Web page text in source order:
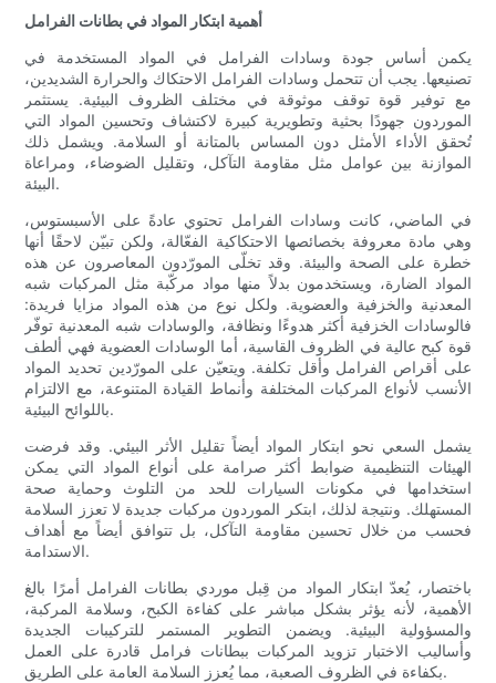
أهمية ابتكار المواد في بطانات الفرامل
يكمن أساس جودة وسادات الفرامل في المواد المستخدمة في
تصنيعها. يجب أن تتحمل وسادات الفرامل الاحتكاك والحرارة الشديدين،
مع توفير قوة توقف موثوقة في مختلف الظروف البيئية. يستثمر
الموردون جهودًا بحثية وتطويرية كبيرة لاكتشاف وتحسين المواد التي
تُحقق الأداء الأمثل دون المساس بالمتانة أو السلامة. ويشمل ذلك
الموازنة بين عوامل مثل مقاومة التآكل، وتقليل الضوضاء، ومراعاة
البيئة.
في الماضي، كانت وسادات الفرامل تحتوي عادةً على الأسبستوس،
وهي مادة معروفة بخصائصها الاحتكاكية الفعّالة، ولكن تبيّن لاحقًا أنها
خطرة على الصحة والبيئة. وقد تخلّى المورّدون المعاصرون عن هذه
المواد الضارة، ويستخدمون بدلاً منها مواد مركّبة مثل المركبات شبه
المعدنية والخزفية والعضوية. ولكل نوع من هذه المواد مزايا فريدة:
فالوسادات الخزفية أكثر هدوءًا ونظافة، والوسادات شبه المعدنية توفّر
قوة كبح عالية في الظروف القاسية، أما الوسادات العضوية فهي ألطف
على أقراص الفرامل وأقل تكلفة. ويتعيّن على المورّدين تحديد المواد
الأنسب لأنواع المركبات المختلفة وأنماط القيادة المتنوعة، مع الالتزام
باللوائح البيئية.
يشمل السعي نحو ابتكار المواد أيضاً تقليل الأثر البيئي. وقد فرضت
الهيئات التنظيمية ضوابط أكثر صرامة على أنواع المواد التي يمكن
استخدامها في مكونات السيارات للحد من التلوث وحماية صحة
المستهلك. ونتيجة لذلك، ابتكر الموردون مركبات جديدة لا تعزز السلامة
فحسب من خلال تحسين مقاومة التآكل، بل تتوافق أيضاً مع أهداف
الاستدامة.
باختصار، يُعدّ ابتكار المواد من قِبل موردي بطانات الفرامل أمرًا بالغ
الأهمية، لأنه يؤثر بشكل مباشر على كفاءة الكبح، وسلامة المركبة،
والمسؤولية البيئية. ويضمن التطوير المستمر للتركيبات الجديدة
وأساليب الاختبار تزويد المركبات ببطانات فرامل قادرة على العمل
بكفاءة في الظروف الصعبة، مما يُعزز السلامة العامة على الطريق.